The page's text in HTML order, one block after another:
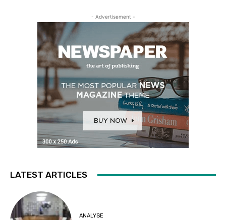
- Advertisement -
LATEST ARTICLES
ANALYSE